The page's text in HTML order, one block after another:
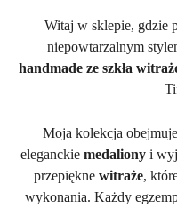
Witaj w sklepie, gdzie
niepowtarzalnym
handmade ze szkła
Moja kolekcja
eleganckie medalionyi
przepiękne witraże,
wykonania. Każdy